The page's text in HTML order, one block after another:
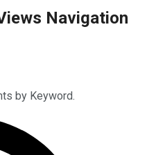
Navigation
by Keyword.